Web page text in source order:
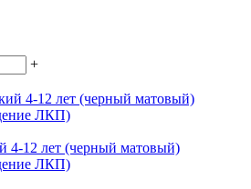
+
4-12 лет (черный матовый)
ЛКП)